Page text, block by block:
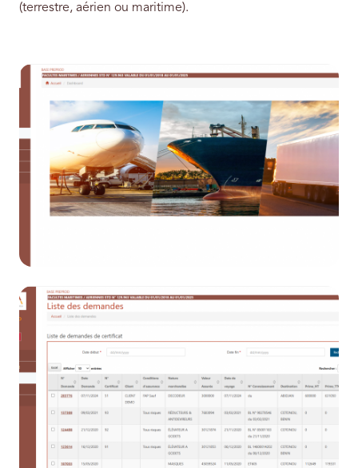
(terrestre, aérien ou maritime).